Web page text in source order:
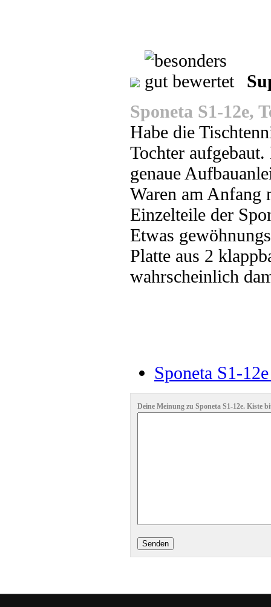
Sponeta S1-12e,
Habe die
Tochter
genaue
Waren am Anfang
Einzelteile der
Etwas
Platte aus 2
wahrscheinlich
Sponeta S1-
Deine Meinung zu Sponeta S1-12e. Kiste